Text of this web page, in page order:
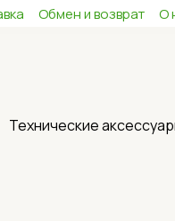
Обмен и возврат О
Технические